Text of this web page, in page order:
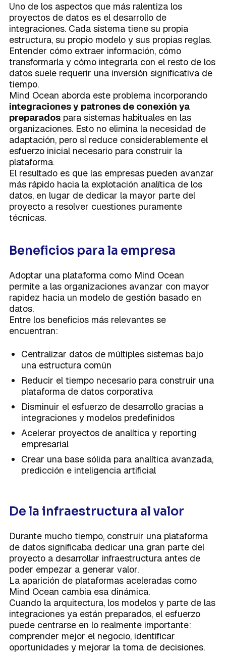
Uno de los aspectos que más ralentiza los
proyectos de datos es el desarrollo de
integraciones. Cada sistema tiene su propia
estructura, su propio modelo y sus propias reglas.
Entender cómo extraer información, cómo
transformarla y cómo integrarla con el resto de los
datos suele requerir una inversión significativa de
tiempo.
Mind Ocean aborda este problema incorporando
integraciones y patrones de conexión ya
preparados para sistemas habituales en las
organizaciones. Esto no elimina la necesidad de
adaptación, pero sí reduce considerablemente el
esfuerzo inicial necesario para construir la
plataforma.
El resultado es que las empresas pueden avanzar
más rápido hacia la explotación analítica de los
datos, en lugar de dedicar la mayor parte del
proyecto a resolver cuestiones puramente
técnicas.
Beneficios para la empresa
Adoptar una plataforma como Mind Ocean
permite a las organizaciones avanzar con mayor
rapidez hacia un modelo de gestión basado en
datos.
Entre los beneficios más relevantes se
encuentran:
Centralizar datos de múltiples sistemas bajo
una estructura común
Reducir el tiempo necesario para construir una
plataforma de datos corporativa
Disminuir el esfuerzo de desarrollo gracias a
integraciones y modelos predefinidos
Acelerar proyectos de analítica y reporting
empresarial
Crear una base sólida para analítica avanzada,
predicción e inteligencia artificial
De la infraestructura al valor
Durante mucho tiempo, construir una plataforma
de datos significaba dedicar una gran parte del
proyecto a desarrollar infraestructura antes de
poder empezar a generar valor.
La aparición de plataformas aceleradas como
Mind Ocean cambia esa dinámica.
Cuando la arquitectura, los modelos y parte de las
integraciones ya están preparados, el esfuerzo
puede centrarse en lo realmente importante:
comprender mejor el negocio, identificar
oportunidades y mejorar la toma de decisiones.